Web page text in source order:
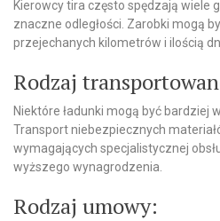
Kierowcy tira często spędzają wiele
znaczne odległości. Zarobki mogą
przejechanych kilometrów i ilością
Rodzaj
Niektóre ładunki mogą być bardziej
Transport niebezpiecznych
wymagających specjalistycznej
wyższego wynagrodzenia.
Rodzaj umowy: